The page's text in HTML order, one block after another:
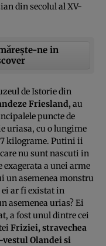
din secolul al XV-
ne in
de Istorie din
Friesland,au
puncte de
uriasa, cu o lungime
7 kilograme. Putini ii
nu sunt nascuti in
exagerata a unei arme
un asemenea monstru
ei ar fi existat in
asemenea urias? Ei
a fost unul dintre cei
Friziei, stravechea
Olandei si